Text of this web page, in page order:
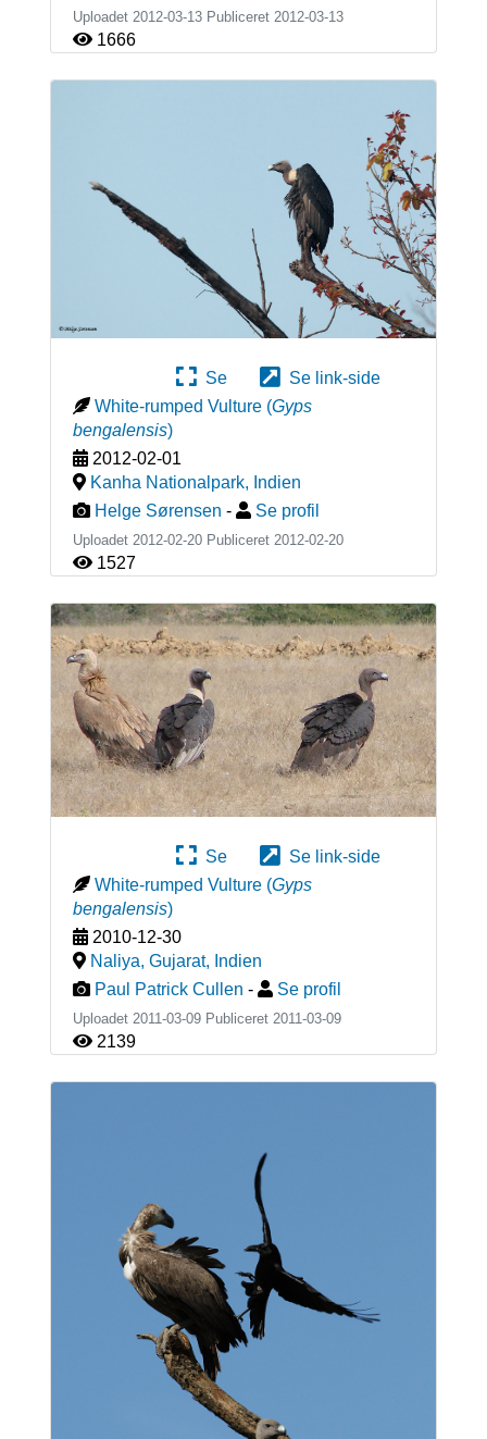
Uploadet 2012-03-13 Publiceret 2012-03-13
1666
Se
Se link-side
White-rumped Vulture (Gyps
bengalensis)
2012-02-01
Kanha Nationalpark, Indien
Helge Sørensen - Se profil
Uploadet 2012-02-20 Publiceret 2012-02-20
1527
Se
Se link-side
White-rumped Vulture (Gyps
bengalensis)
2010-12-30
Naliya, Gujarat, Indien
Paul Patrick Cullen - Se profil
Uploadet 2011-03-09 Publiceret 2011-03-09
2139